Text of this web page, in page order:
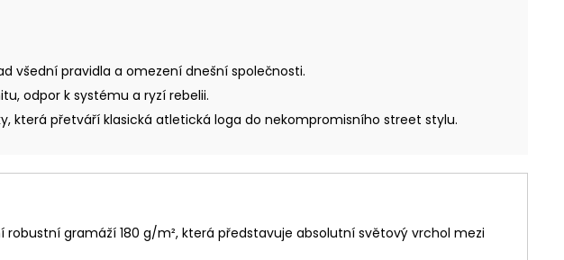
všední pravidla a omezení dnešní společnosti.
odpor k systému a ryzí rebelii.
která přetváří klasická atletická loga do nekompromisního street stylu.
robustní gramáží 180 g/m², která představuje absolutní světový vrchol mezi